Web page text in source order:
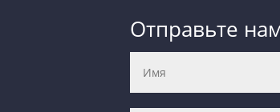
Отправьте